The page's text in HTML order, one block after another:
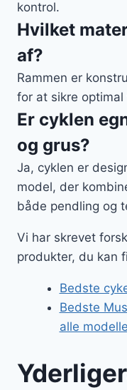
kontrol.
Hvilket
af?
Rammen er
for at sikre
Er cyklen
og grus?
Ja, cyklen er
model, der
både pendling og
Vi har skrevet
produkter, du kan
Bedste
Bedste
alle